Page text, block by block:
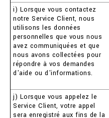
i) Lorsque vous contactez
notre Service Client, nous
utilisons les données
personnelles que vous nous
avez communiquées et que
nous avons collectées pour
répondre à vos demandes
d'aide ou d'informations.
j) Lorsque vous appelez le
Service Client, votre appel
sera enregistré aux fins de la